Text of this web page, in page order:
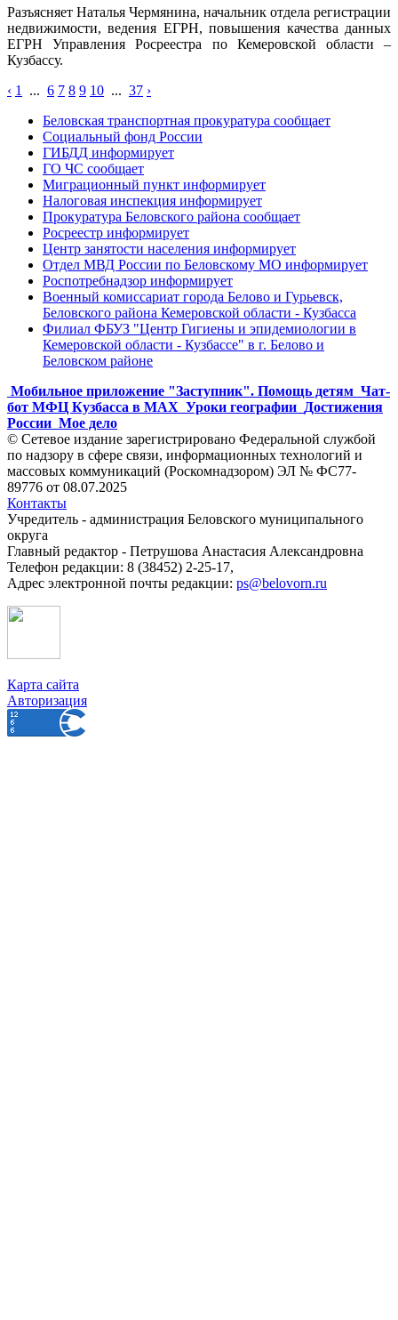
Разъясняет Наталья Чермянина, начальник отдела регистрации
недвижимости, ведения ЕГРН, повышения качества данных
ЕГРН Управления Росреестра по Кемеровской области –
Кузбассу.
‹ 1 ... 6 7 8 9 10 ... 37 ›
Беловская транспортная прокуратура сообщает
Социальный фонд России
ГИБДД информирует
ГО ЧС сообщает
Миграционный пункт информирует
Налоговая инспекция информирует
Прокуратура Беловского района сообщает
Росреестр информирует
Центр занятости населения информирует
Отдел МВД России по Беловскому МО информирует
Роспотребнадзор информирует
Военный комиссариат города Белово и Гурьевск,
Беловского района Кемеровской области - Кузбасса
Филиал ФБУЗ "Центр Гигиены и эпидемиологии в
Кемеровской области - Кузбассе" в г. Белово и
Беловском районе
Мобильное приложение "Заступник". Помощь детям Чат-
бот МФЦ Кузбасса в MAX Уроки географии Достижения
России Мое дело
© Сетевое издание зарегистрировано Федеральной службой
по надзору в сфере связи, информационных технологий и
массовых коммуникаций (Роскомнадзором) ЭЛ № ФС77-
89776 от 08.07.2025
Контакты
Учредитель - администрация Беловского муниципального
округа
Главный редактор - Петрушова Анастасия Александровна
Телефон редакции: 8 (38452) 2-25-17,
Адрес электронной почты редакции: ps@belovorn.ru
Карта сайта
Авторизация